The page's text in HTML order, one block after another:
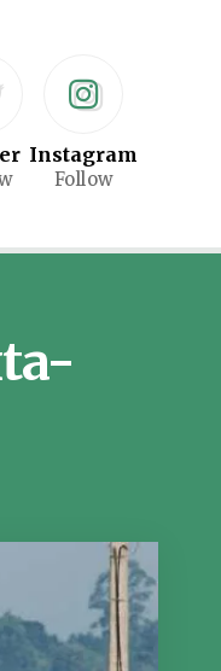
Instagram
Follow